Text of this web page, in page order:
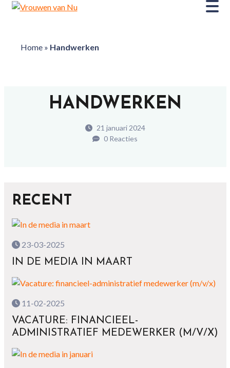
Home» Handwerken
HANDWERKEN
21 januari 2024
0 Reacties
RECENT
23-03-2025
IN DE MEDIA IN MAART
11-02-2025
VACATURE: FINANCIEEL-
ADMINISTRATIEF MEDEWERKER (M/V/X)